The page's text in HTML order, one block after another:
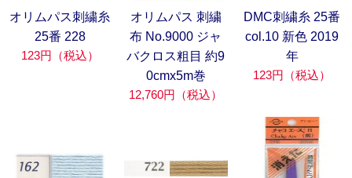
オリムパス刺繍糸
25番 228
123円（税込）
オリムパス 刺繍
布 No.9000 ジャ
バクロス粗目 約9
0cmx5m巻
12,760円（税込）
DMC刺繍糸 25番
col.10 新色 2019
年
123円（税込）